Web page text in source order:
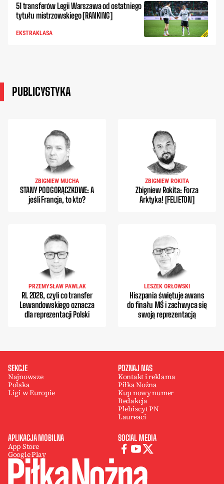
51 transferów Legii Warszawa od ostatniego
tytułu mistrzowskiego [RANKING]
EKSTRAKLASA
PUBLICYSTYKA
ZBIGNIEW MUCHA
STANY PODGORĄCZKOWE: A
jeśli Francja, to kto?
ZBIGNIEW ROKITA
Zbigniew Rokita: Forza
Arktyka! [FELIETON]
PRZEMYSŁAW PAWLAK
RL 2028, czyli co transfer
Lewandowskiego oznacza
dla reprezentacji Polski
LESZEK ORŁOWSKI
Hiszpania świętuje awans
do finału MŚ i zachwyca się
swoją reprezentacją
SEKCJE
Najnowsze
Polska
Ligi w Europie
POZNAJ NAS
Kontakt i reklama
Piłka Nożna
Kup nowy numer
Redakcja
Plebiscyt PN
Laureaci
APLIKACJA MOBILNA
App Store
Google Play
SOCIAL MEDIA